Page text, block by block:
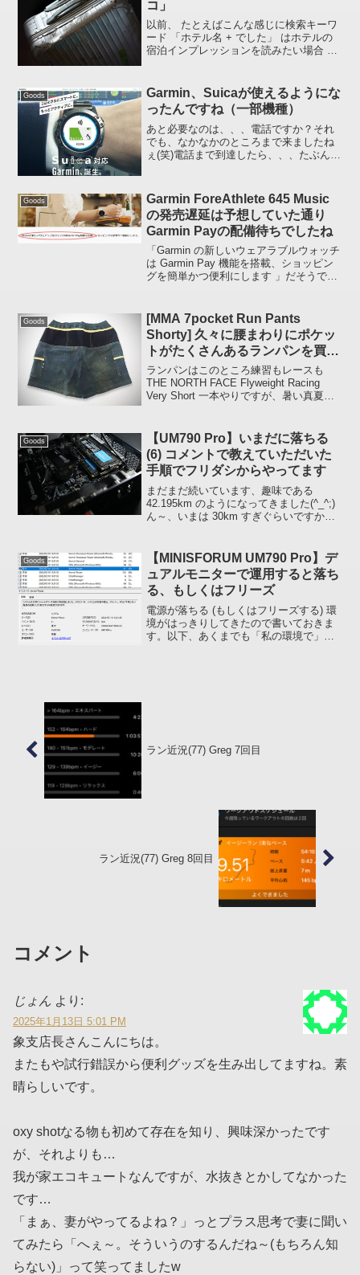
コ」
以前、 たとえばこんな感じに検索キーワ
ード 「ホテル名 + でした」 はホテルの
宿泊インプレッションを読みたい場合 な
WEBサイトに立ち寄られた方の検索キー
ワード に書...
Goods
Garmin、Suicaが使えるようにな
ったんですね（一部機種）
あと必要なのは、、、電話ですか？それ
でも、なかなかのところまで来ましたね
ぇ(笑)電話まで到達したら、、、たぶん買
ランニング GPS ウオッチとして Garmin
を購入...
Goods
Garmin ForeAthlete 645 Music
の発売遅延は予想していた通り
Garmin Payの配備待ちでしたね
「Garmin の新しいウェアラブルウォッチ
は Garmin Pay 機能を搭載、ショッピン
グを簡単かつ便利にします 」だそうで
645 は 2018 年...
Goods
[MMA 7pocket Run Pants
Shorty] 久々に腰まわりにポケッ
トがたくさんあるランパンを買っ
た
ランパンはこのところ練習もレースも
THE NORTH FACE Flyweight Racing
Very Short 一本やりですが、暑い真夏に
にポケットがたく...
Goods
【UM790 Pro】いまだに落ちる
(6) コメントで教えていただいた
手順でフリダシからやってます
まだまだ続いています、趣味である
42.195km のようになってきました(^_^;)
ん～、いまは 30km すぎぐらいですかね
けてあるので...
Goods
【MINISFORUM UM790 Pro】デ
ュアルモニターで運用すると落ち
る、もしくはフリーズ
電源が落ちる (もしくはフリーズする) 環
境がはっきりしてきたので書いておきま
す。以下、あくまでも「私の環境で」と
ラン近況(77) Greg 7回目
ラン近況(77) Greg 8回目
コメント
じょん より:
2025年1月13日 5:01 PM
象支店長さんこんにちは。
またもや試行錯誤から便利グッズを生み出してますね。素
晴らしいです。
oxy shotなる物も初めて存在を知り、興味深かったです
が、それよりも…
我が家エコキュートなんですが、水抜きとかしてなかった
です…
「まぁ、妻がやってるよね？」っとプラス思考で妻に聞い
てみたら「へぇ～。そういうのするんだね～(もちろん知
らない)」って笑ってましたw